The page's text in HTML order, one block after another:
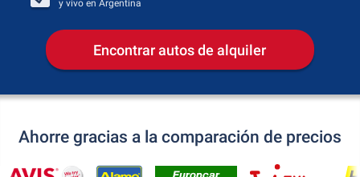
y vivo en Argentina
Encontrar autos de alquiler
Ahorre gracias a la comparación de precios